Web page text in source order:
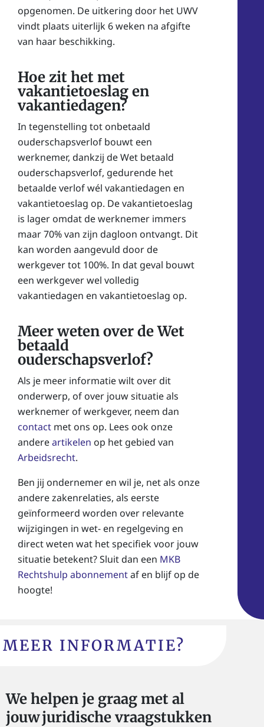
opgenomen. De uitkering door het UWV
vindt plaats uiterlijk 6 weken na afgifte
van haar beschikking.
Hoe zit het met
vakantietoeslag en
vakantiedagen?
In tegenstelling tot onbetaald
ouderschapsverlof bouwt een
werknemer, dankzij de Wet betaald
ouderschapsverlof, gedurende het
betaalde verlof wél vakantiedagen en
vakantietoeslag op. De vakantietoeslag
is lager omdat de werknemer immers
maar 70% van zijn dagloon ontvangt. Dit
kan worden aangevuld door de
werkgever tot 100%. In dat geval bouwt
een werkgever wel volledig
vakantiedagen en vakantietoeslag op.
Meer weten over de Wet
betaald
ouderschapsverlof?
Als je meer informatie wilt over dit
onderwerp, of over jouw situatie als
werknemer of werkgever, neem dan
contact met ons op. Lees ook onze
andereartikelen op het gebied van
Arbeidsrecht.
Ben jij ondernemer en wil je, net als onze
andere zakenrelaties, als eerste
geïnformeerd worden over relevante
wijzigingen in wet- en regelgeving en
direct weten wat het specifiek voor jouw
situatie betekent? Sluit dan een MKB
Rechtshulp abonnementaf en blijf op de
hoogte!
MEER INFORMATIE?
We helpen je graag met al
jouw juridische vraagstukken